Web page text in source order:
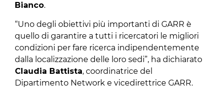
Bianco.
“Uno degli obiettivi più importanti di GARR è
quello di garantire a tutti i ricercatori le migliori
condizioni per fare ricerca indipendentemente
dalla localizzazione delle loro sedi”, ha dichiarato
Claudia Battista, coordinatrice del
Dipartimento Network e vicedirettrice GARR.